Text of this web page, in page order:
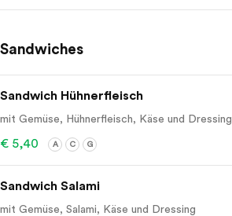
Sandwiches
Sandwich Hühnerfleisch
mit Gemüse, Hühnerfleisch, Käse und Dressing
€ 5,40 A C G
Sandwich Salami
mit Gemüse, Salami, Käse und Dressing